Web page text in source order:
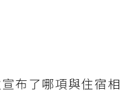
布了哪項與住宿相